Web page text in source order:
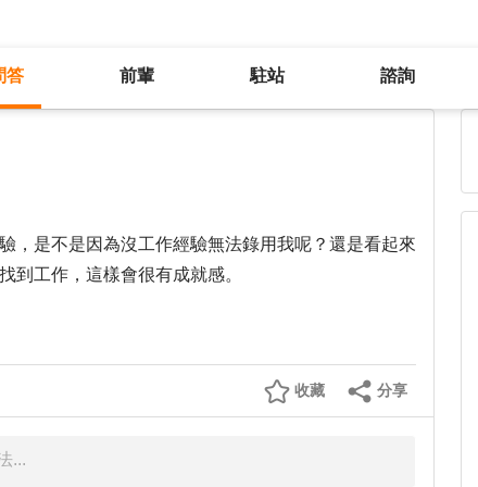
答 前輩 駐站 諮詢
，是不是因為沒工作經驗無法錄用我呢？還是看起來
到工作，這樣會很有成就感。
分享
收藏